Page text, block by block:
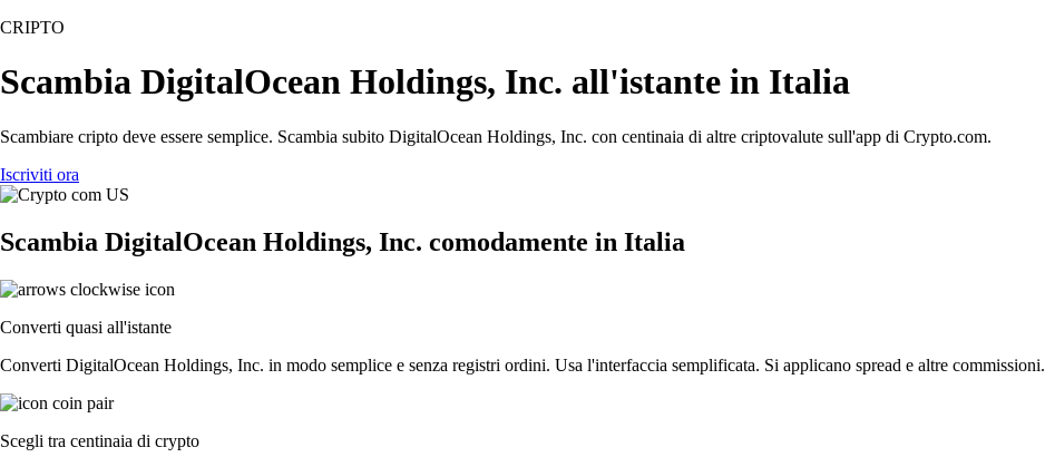
CRIPTO
Scambia DigitalOcean Holdings, Inc. all'istante in Italia
Scambiare cripto deve essere semplice. Scambia subito DigitalOcean Holdings, Inc. con centinaia di altre criptovalute sull'app di Crypto.com.
Iscriviti ora
Scambia DigitalOcean Holdings, Inc. comodamente in Italia
Converti quasi all'istante
Converti DigitalOcean Holdings, Inc. in modo semplice e senza registri ordini. Usa l'interfaccia semplificata. Si applicano spread e altre commissioni.
Scegli tra centinaia di crypto